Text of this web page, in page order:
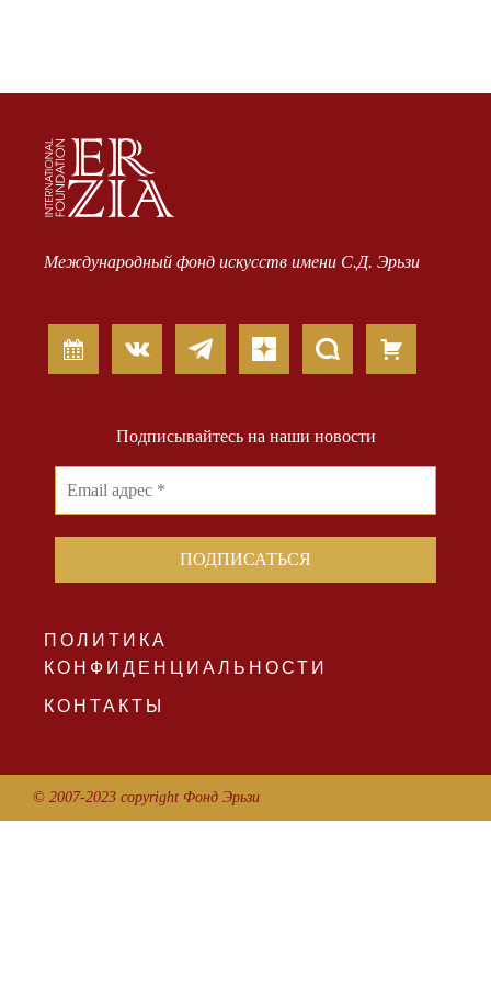
Международный фонд искусств имени С.Д. Эрьзи
Подписывайтесь на наши новости
ПОЛИТИКА
КОНФИДЕНЦИАЛЬНОСТИ
КОНТАКТЫ
© 2007-2023 copyright Фонд Эрьзи